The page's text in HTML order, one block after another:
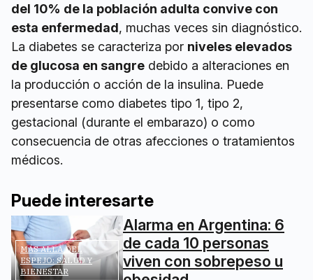
del 10% de la población adulta convive con
esta enfermedad, muchas veces sin diagnóstico.
La diabetes se caracteriza por niveles elevados
de glucosa en sangre debido a alteraciones en
la producción o acción de la insulina. Puede
presentarse como diabetes tipo 1, tipo 2,
gestacional (durante el embarazo) o como
consecuencia de otras afecciones o tratamientos
médicos.
Puede interesarte
MÁS ALLÁ DEL
ESPEJO: SALUD Y
BIENESTAR
Alarma en Argentina: 6
de cada 10 personas
viven con sobrepeso u